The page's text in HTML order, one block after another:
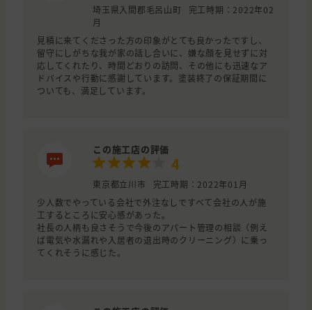
埼玉県入間郡毛呂山町
完工時期：2022年02
月
見積に来てくださった方の印象がとても良かったですし、
留守にしがちな我が家の話し合いに、嫌な顔を見せずに対
応してくれたり、時間どおりの訪問、その他にも迅速なア
ドバイスや行動に感謝しています。塗装終了の保証期間に
ついても、満足しています。
この施工店の評価
4
東京都立川市
完工時期：2022年01月
少人数でやっている会社で外注なしですべて会社の人が施
工するところに安心感があった。
社長の人柄も良さそうで今後のアパート管理の相談（例え
ば電気や水漏れや入居者の退出時のクリーニング）に乗っ
てくれそうに感じた。